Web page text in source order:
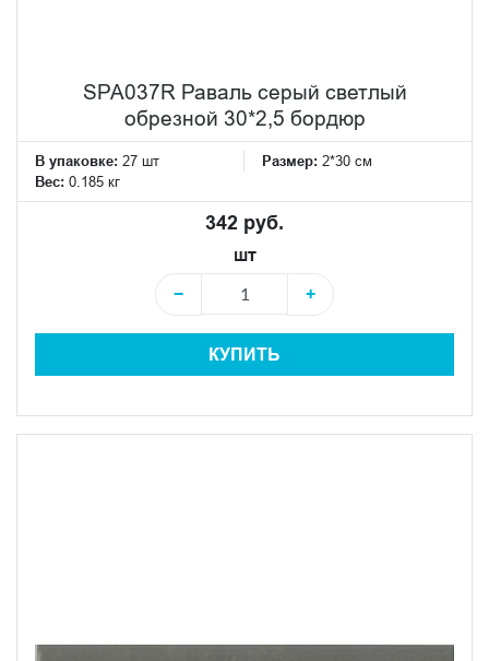
SPA037R Раваль серый светлый
обрезной 30*2,5 бордюр
В упаковке: 27 шт Размер: 2*30 см
Вес: 0.185 кг
342 руб.
шт
−
+
КУПИТЬ